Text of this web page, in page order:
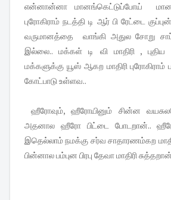
என்னான்னா மானங்கெட்டுப்போய்
புரோகிராம் நடத்தி டி ஆர் பி ரேட்டை
வருமானத்தை வாங்கி அதுல சோறு
இல்லை.. மக்கள் டி வி மாதிரி , புதிய
மக்களுக்கு யூஸ் ஆகற மாதிரி
கோட்பாடு உள்ளவ..
ஹீரோவும், ஹீரோயினும் சின்ன
அதனால ஹீரோ பிட்டை போடறான்..
இதெல்லாம் நமக்கு சர்வ சாதாரணம்கற
பின்னால பம்புன பிரபு தேவா மாதிரி